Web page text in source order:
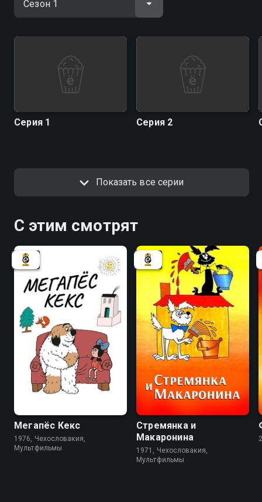
Серия 1 Серия 2
Показать все серии
С этим смотрят
7.5
Мегапёс Кекс
1976, Чехословакия,
Мультфильмы
7.7 6.7
Стремянка и
Макаронина
1971, Чехословакия,
Мультфильмы